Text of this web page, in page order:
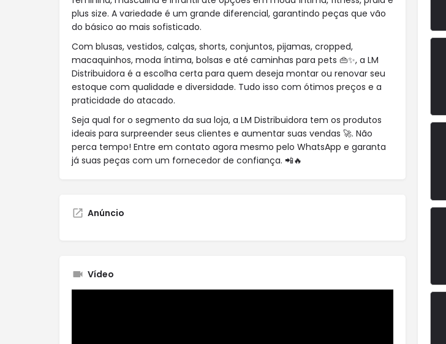
plus size. A variedade é um grande diferencial, garantindo peças que vão
do básico ao mais sofisticado.
Com blusas, vestidos, calças, shorts, conjuntos, pijamas, cropped,
macaquinhos, moda íntima, bolsas e até caminhas para pets 👜✨, a LM
Distribuidora é a escolha certa para quem deseja montar ou renovar seu
estoque com qualidade e diversidade. Tudo isso com ótimos preços e a
praticidade do atacado.
Seja qual for o segmento da sua loja, a LM Distribuidora tem os produtos
ideais para surpreender seus clientes e aumentar suas vendas 🚀. Não
perca tempo! Entre em contato agora mesmo pelo WhatsApp e garanta
já suas peças com um fornecedor de confiança. 📲🔥
Anúncio
Vídeo